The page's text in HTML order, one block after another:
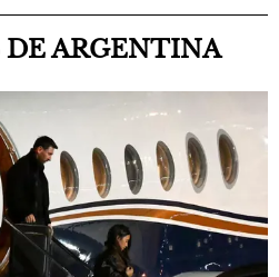
ARGENTINA